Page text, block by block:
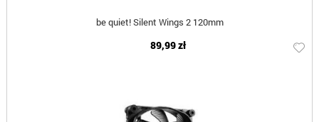
be quiet! Silent Wings 2 120mm
89,99 zł